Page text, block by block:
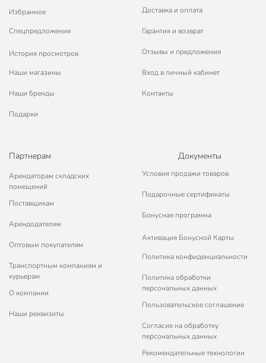
Избранное
Спецпредложения
История просмотров
Наши магазины
Наши бренды
Подарки
Доставка и оплата
Гарантия и возврат
Отзывы и предложения
Вход в личный кабинет
Контакты
Партнерам
Арендаторам складских
помещений
Поставщикам
Арендодателям
Оптовым покупателям
Транспортным компаниям и
курьерам
О компании
Наши реквизиты
Документы
Условия продажи товаров
Подарочные сертификаты
Бонусная программа
Активация Бонусной Карты
Политика конфиденциальности
Политика обработки
персональных данных
Пользовательское соглашение
Согласие на обработку
персональных данных
Рекомендательные технологии